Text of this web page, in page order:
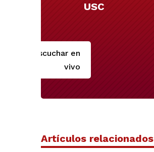
USC
Escuchar en
vivo
Artículos relacionados